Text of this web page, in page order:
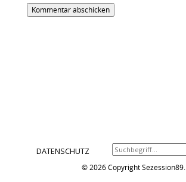
DATENSCHUTZ
© 2026 Copyright Sezession89.